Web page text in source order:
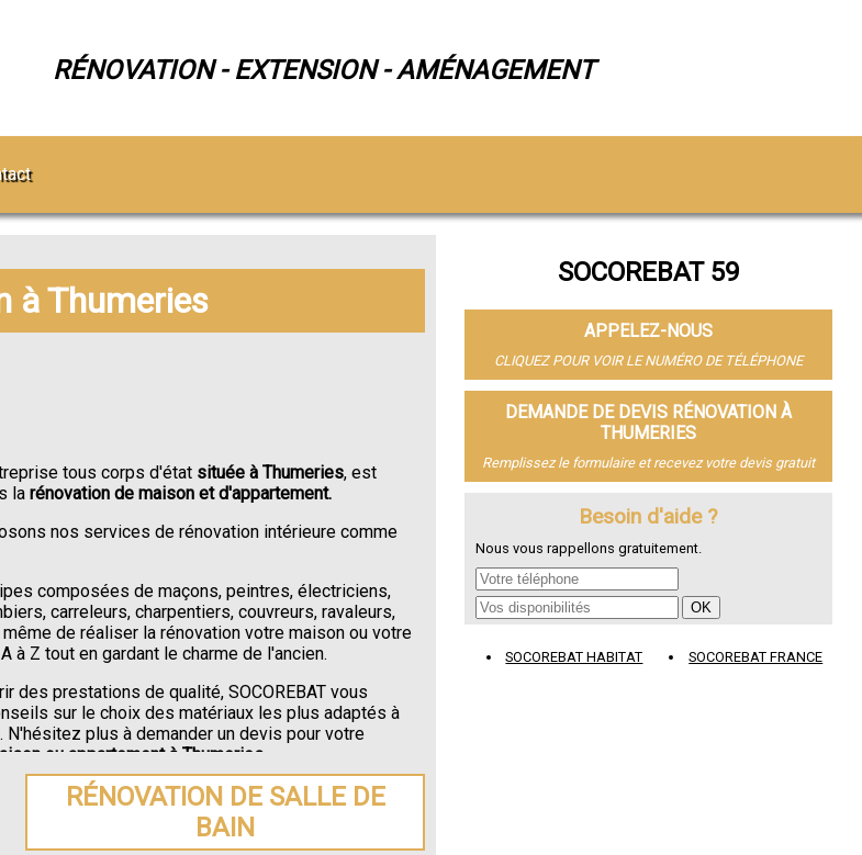
RÉNOVATION - EXTENSION - AMÉNAGEMENT
à Thumeries
tous corps d'état située à Thumeries, est
la rénovation de maison et d'appartement.
nos services de rénovation intérieure comme
composées de maçons, peintres, électriciens,
carreleurs, charpentiers, couvreurs, ravaleurs,
de réaliser la rénovation votre maison ou votre
à Z tout en gardant le charme de l'ancien.
des prestations de qualité, SOCOREBAT vous
sur le choix des matériaux les plus adaptés à
N'hésitez plus à demander un devis pour votre
ou appartement à Thumeries.
RÉNOVATION DE SALLE DE
BAIN
SOCOREBAT 59
APPELEZ-NOUS
CLIQUEZ POUR VOIR LE NUMÉRO DE TÉLÉPHONE
DEMANDE DE DEVIS RÉNOVATION À
THUMERIES
Remplissez le formulaire et recevez votre devis gratuit
Besoin d'aide ?
Nous vous rappellons gratuitement.
SOCOREBAT HABITAT SOCOREBAT FRANCE